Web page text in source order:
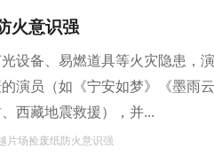
火意识强
设备、易燃道具等火灾隐患，
演员（如《宁安如梦》《墨雨
西藏地震救援），并...
片场捡废纸防火意识强